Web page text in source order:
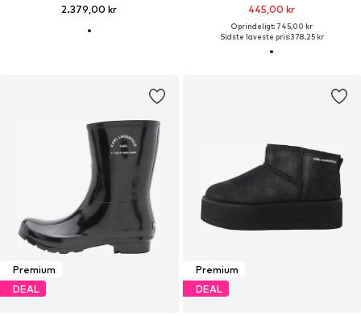
2.379,00 kr 445,00 kr
Oprindeligt: 745,00 kr
Sidste laveste pris:378,25 kr
Premium
DEAL
Premium
DEAL